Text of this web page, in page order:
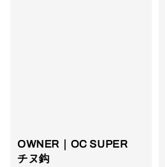
OWNER｜OC SUPER
チヌ鈎